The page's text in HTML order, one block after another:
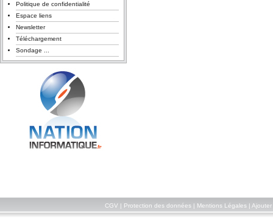
Politique de confidentialité
Espace liens
Newsletter
Téléchargement
Sondage ...
CGV Protection des données| Mentions Légales| Ajouter